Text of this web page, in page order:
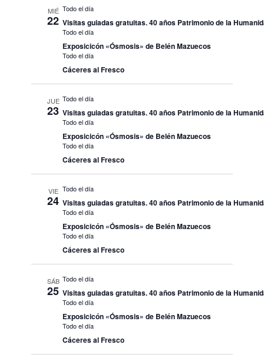
MIÉ
22
Todo el día
Visitas guiadas gratuitas. 40 años Patrimonio de la
Todo el día
Exposicicón «Ósmosis» de Belén Mazuecos
Todo el día
Cáceres al Fresco
JUE
23
Todo el día
Visitas guiadas gratuitas. 40 años Patrimonio de la
Todo el día
Exposicicón «Ósmosis» de Belén Mazuecos
Todo el día
Cáceres al Fresco
VIE
24
Todo el día
Visitas guiadas gratuitas. 40 años Patrimonio de la
Todo el día
Exposicicón «Ósmosis» de Belén Mazuecos
Todo el día
Cáceres al Fresco
SÁB
25
Todo el día
Visitas guiadas gratuitas. 40 años Patrimonio de la
Todo el día
Exposicicón «Ósmosis» de Belén Mazuecos
Todo el día
Cáceres al Fresco